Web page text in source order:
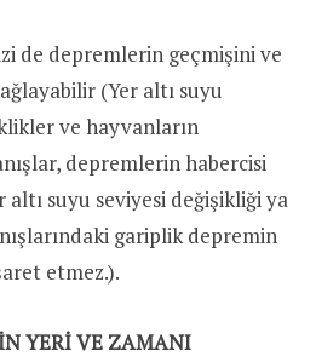
de depremlerin geçmişini ve
(Yer altı suyu
ve hayvanların
depremlerin habercisi
suyu seviyesi değişikliği ya
gariplik depremin
etmez.).
YERİ VE ZAMANI